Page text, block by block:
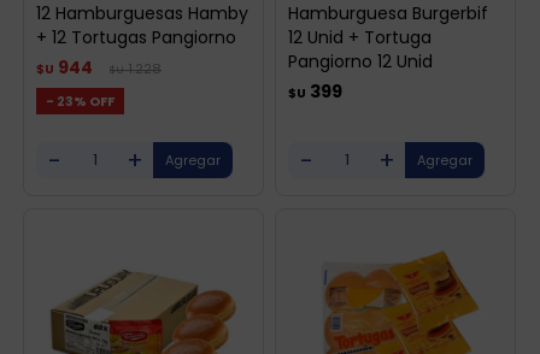
12 Hamburguesas Hamby
+ 12 Tortugas Pangiorno
$U 944 $U 1.228
23
- +
Hamburguesa Burgerbif
12 Unid + Tortuga
Pangiorno 12 Unid
$U 399
- +